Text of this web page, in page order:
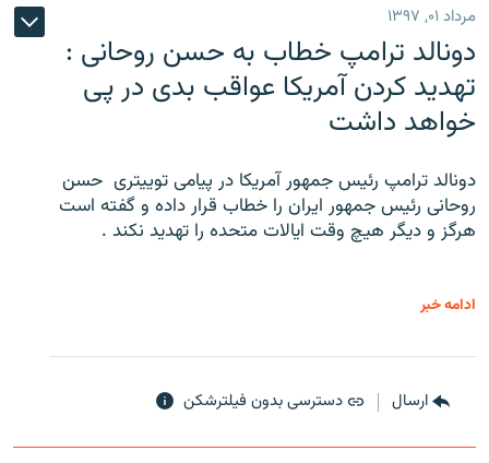
مرداد ۰۱, ۱۳۹۷
دونالد ترامپ خطاب به حسن روحانی :
تهدید کردن آمریکا عواقب بدی در پی
خواهد داشت
دونالد ترامپ رئیس جمهور آمریکا در پیامی توییتری ‌ حسن
روحانی رئیس جمهور ایران را خطاب قرار داده و گفته است
هرگز و دیگر هیچ وقت ایالات متحده را تهدید نکند .
ادامه خبر
ارسال دسترسی بدون فیلترشکن